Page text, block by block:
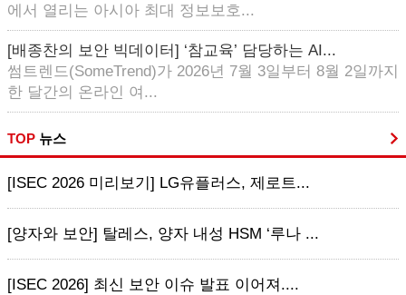
에서 열리는 아시아 최대 정보보호...
[배종찬의 보안 빅데이터] ‘참교육’ 담당하는 AI...
썸트렌드(SomeTrend)가 2026년 7월 3일부터 8월 2일까지
한 달간의 온라인 여...
TOP 뉴스
[ISEC 2026 미리보기] LG유플러스, 제로트...
[양자와 보안] 탈레스, 양자 내성 HSM ‘루나 ...
[ISEC 2026] 최신 보안 이슈 발표 이어져....